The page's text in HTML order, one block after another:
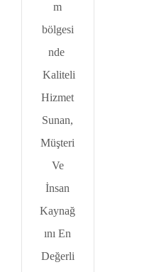
m
bölgesi
nde
Kaliteli
Hizmet
Sunan,
Müşteri
Ve
İnsan
Kaynağ
ını En
Değerli